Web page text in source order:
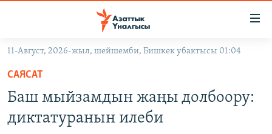
Навигацияга
өтүңүз
Издөөгө
салыңыз
11-Август, 2026-жыл, шейшемби, Бишкек убактысы 01:04
САЯСАТ
Баш мыйзамдын жаңы долбоору:
диктатуранын илеби